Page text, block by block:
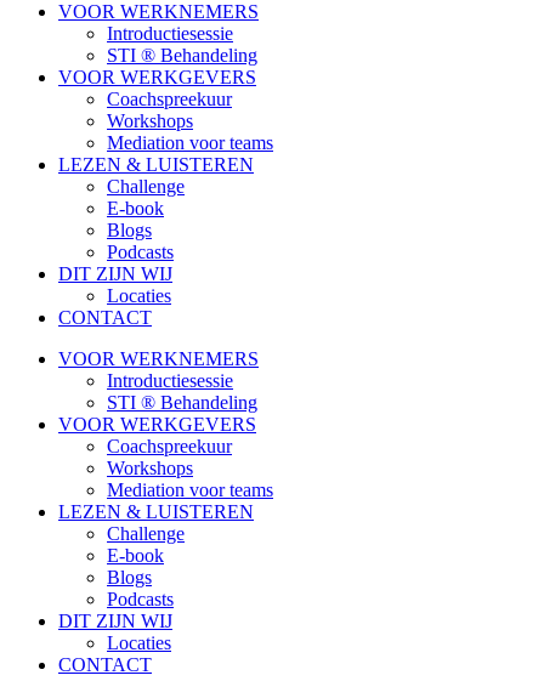
VOOR WERKNEMERS
Introductiesessie
STI ® Behandeling
VOOR WERKGEVERS
Coachspreekuur
Workshops
Mediation voor teams
LEZEN & LUISTEREN
Challenge
E-book
Blogs
Podcasts
DIT ZIJN WIJ
Locaties
CONTACT
VOOR WERKNEMERS
Introductiesessie
STI ® Behandeling
VOOR WERKGEVERS
Coachspreekuur
Workshops
Mediation voor teams
LEZEN & LUISTEREN
Challenge
E-book
Blogs
Podcasts
DIT ZIJN WIJ
Locaties
CONTACT